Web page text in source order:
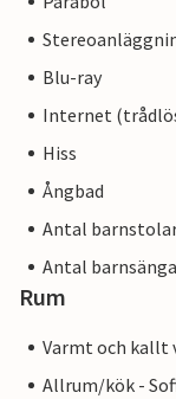
Blu-ray
Internet
Hiss
Ångbad
Antal
Antal
Rum
Varmt och kallt
Allrum/kök -